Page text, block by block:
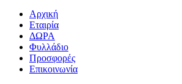
Αρχική
Εταιρία
ΔΩΡΑ
Φυλλάδιο
Προσφορές
Επικοινωνία